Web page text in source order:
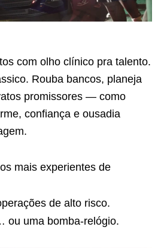
com olho clínico pra talento.
Rouba bancos, planeja
promissores — como
confiança e ousadia
mais experientes de
de alto risco.
ou uma bomba-relógio.